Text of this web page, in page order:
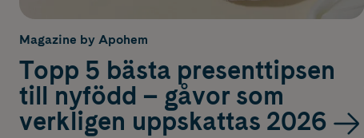
Magazine by Apohem
Topp 5 bästa presenttipsen
till nyfödd – gåvor som
verkligen uppskattas 2026